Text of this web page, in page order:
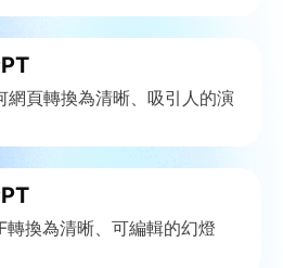
網頁轉換為清晰、吸引人的演
轉換為清晰、可編輯的幻燈